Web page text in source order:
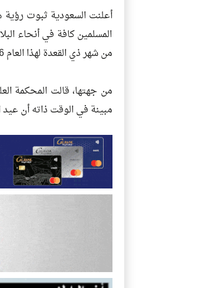
المسلمين كافة في أنحاء
من شهر ذي القعدة لهذا العام 1446هـ.
مبينة في الوقت ذاته أن